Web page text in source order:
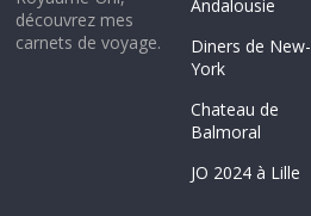
découvrez mes
carnets de voyage.
Andalousie
Diners de New-
York
Chateau de
Balmoral
JO 2024 à Lille